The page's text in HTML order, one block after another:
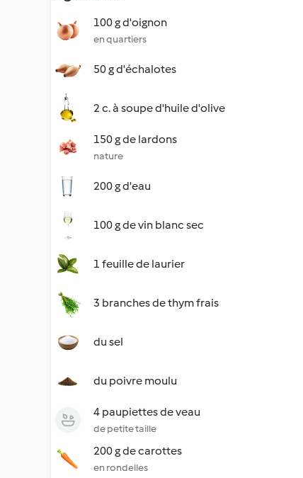
100 g d'oignon
en quartiers
50 g d'échalotes
2 c. à soupe d'huile d'olive
150 g de lardons
nature
200 g d'eau
100 g de vin blanc sec
1 feuille de laurier
3 branches de thym frais
du sel
du poivre moulu
4 paupiettes de veau
de petite taille
200 g de carottes
en rondelles